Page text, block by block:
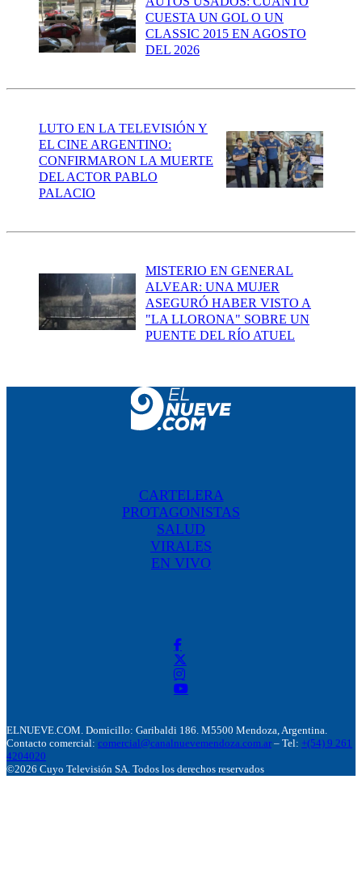
CUESTA UN GOL O UN
CLASSIC 2015 EN AGOSTO
DEL 2026
LUTO EN LA TELEVISIÓN Y
EL CINE ARGENTINO:
CONFIRMARON LA MUERTE
DEL ACTOR PABLO
PALACIO
MISTERIO EN GENERAL
ALVEAR: UNA MUJER
ASEGURÓ HABER VISTO A
"LA LLORONA" SOBRE UN
PUENTE DEL RÍO ATUEL
CARTELERA
PROTAGONISTAS
SALUD
VIRALES
EN VIVO
ELNUEVE.COM. Domicillo: Garibaldi 186. M5500 Mendoza, Argentina.
Contacto comercial: comercial@canalnuevemendoza.com.ar – Tel: +(54) 9 261
4204020
©2026 Cuyo Televisión SA. Todos los derechos reservados